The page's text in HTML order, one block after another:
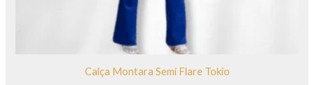
Calça Montara Semi Flare Tokio